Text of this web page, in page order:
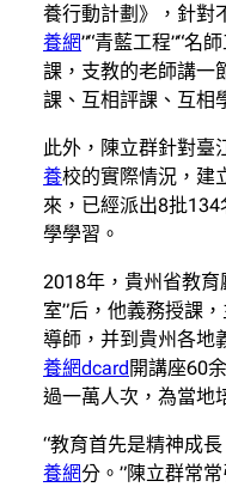
養行動計劃》，針對
養網”“青藍工程”“名
課，支教的老師講一
課、互相評課、互相
此外，陳立群針對臺
養校的實際情況，建
來，已經派出8批
學學習。
2018年，貴州省教
室”后，他義務授課
導師，并到貴州各地
養網dcard開講座60
過一萬人次，為當地
“教育首先是精神成
養網分。”陳立群常